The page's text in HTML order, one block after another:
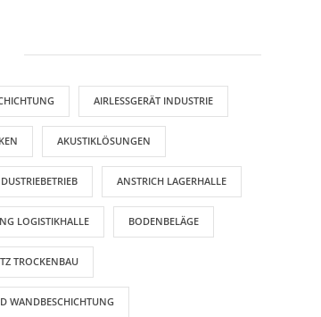
AIRLESSGERÄT INDUSTRIE
AKUSTIKLÖSUNGEN
ANSTRICH LAGERHALLE
LOGISTIKHALLE BODENBELÄGE
TROCKENBAU
WANDBESCHICHTUNG